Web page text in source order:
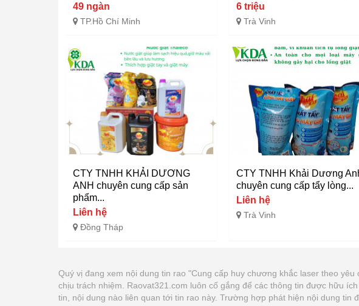
49 ngàn
TP.Hồ Chí Minh
6 triệu
Trà Vinh
CTY TNHH KHẢI DƯƠNG
ANH chuyên cung cấp sản
phẩm...
Liên hệ
Đồng Tháp
CTY TNHH Khải Dương
chuyên cung cấp tẩy lòng...
Liên hệ
Trà Vinh
Quý vị đang xem nội dung tin rao "Cung cấp huy chương khắc laser theo yêu
chịu trách nhiệm. Raovat321.com luôn cố gắng để các thông tin được hữu
tin, nội dung nào liên quan tới tin rao này. Trường hợp phát hiện nội dung tin